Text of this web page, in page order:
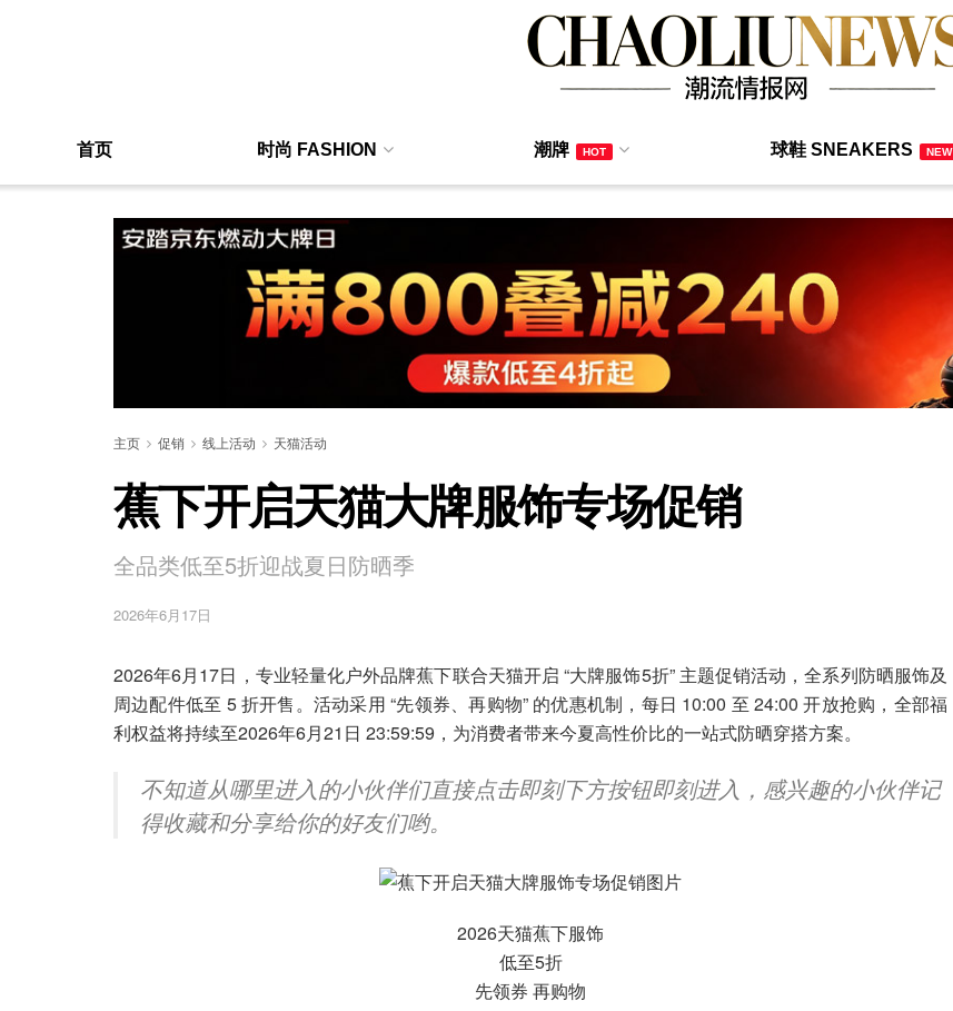
首页 时尚 FASHION 潮牌 HOT 球鞋 SNEAKERS NEW
主页 促销 线上活动 天猫活动
蕉下开启天猫大牌服饰专场促销
全品类低至5折迎战夏日防晒季
2026年6月17日
2026年6月17日，专业轻量化户外品牌蕉下联合天猫开启 “大牌服饰5折” 主题促销活动，全系列防晒服饰及
周边配件低至 5 折开售。活动采用 “先领券、再购物” 的优惠机制，每日 10:00 至 24:00 开放抢购，全部福
利权益将持续至2026年6月21日 23:59:59，为消费者带来今夏高性价比的一站式防晒穿搭方案。
不知道从哪里进入的小伙伴们直接点击即刻下方按钮即刻进入，感兴趣的小伙伴记
得收藏和分享给你的好友们哟。
2026天猫蕉下服饰
低至5折
先领券 再购物